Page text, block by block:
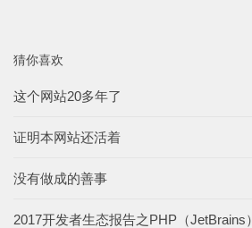
猜你喜欢
这个网站20多年了
证明本网站还活着
没有做成的善事
2017开发者生态报告之PHP（JetBrains）